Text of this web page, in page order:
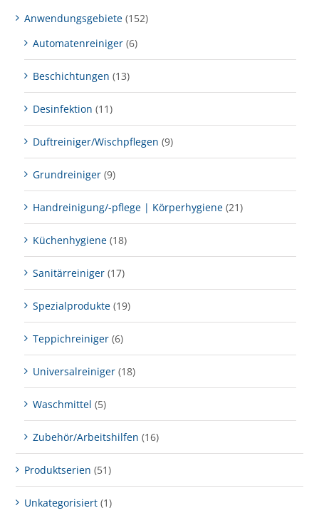
Anwendungsgebiete (152)
Automatenreiniger (6)
Beschichtungen (13)
Desinfektion (11)
Duftreiniger/Wischpflegen (9)
Grundreiniger (9)
Handreinigung/-pflege | Körperhygiene (21)
Küchenhygiene (18)
Sanitärreiniger (17)
Spezialprodukte (19)
Teppichreiniger (6)
Universalreiniger (18)
Waschmittel (5)
Zubehör/Arbeitshilfen (16)
Produktserien (51)
Unkategorisiert (1)